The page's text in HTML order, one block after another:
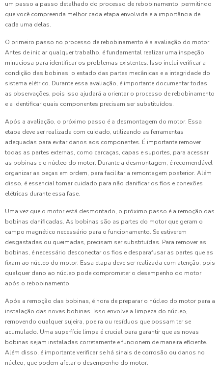
um passo a passo detalhado do processo de rebobinamento, permitindo
que você compreenda melhor cada etapa envolvida e a importância de
cada uma delas.
O primeiro passo no processo de rebobinamento é a avaliação do motor.
Antes de iniciar qualquer trabalho, é fundamental realizar uma inspeção
minuciosa para identificar os problemas existentes. Isso inclui verificar a
condição das bobinas, o estado das partes mecânicas e a integridade do
sistema elétrico. Durante essa avaliação, é importante documentar todas
as observações, pois isso ajudará a orientar o processo de rebobinamento
e a identificar quais componentes precisam ser substituídos.
Após a avaliação, o próximo passo é a desmontagem do motor. Essa
etapa deve ser realizada com cuidado, utilizando as ferramentas
adequadas para evitar danos aos componentes. É importante remover
todas as partes externas, como carcaças, capas e suportes, para acessar
as bobinas e o núcleo do motor. Durante a desmontagem, é recomendável
organizar as peças em ordem, para facilitar a remontagem posterior. Além
disso, é essencial tomar cuidado para não danificar os fios e conexões
elétricas durante essa fase.
Uma vez que o motor está desmontado, o próximo passo é a remoção das
bobinas danificadas. As bobinas são as partes do motor que geram o
campo magnético necessário para o funcionamento. Se estiverem
desgastadas ou queimadas, precisam ser substituídas. Para remover as
bobinas, é necessário desconectar os fios e desparafusar as partes que as
fixam ao núcleo do motor. Essa etapa deve ser realizada com atenção, pois
qualquer dano ao núcleo pode comprometer o desempenho do motor
após o rebobinamento.
Após a remoção das bobinas, é hora de preparar o núcleo do motor para a
instalação das novas bobinas. Isso envolve a limpeza do núcleo,
removendo qualquer sujeira, poeira ou resíduos que possam ter se
acumulado. Uma superfície limpa é crucial para garantir que as novas
bobinas sejam instaladas corretamente e funcionem de maneira eficiente.
Além disso, é importante verificar se há sinais de corrosão ou danos no
núcleo, que podem afetar o desempenho do motor.